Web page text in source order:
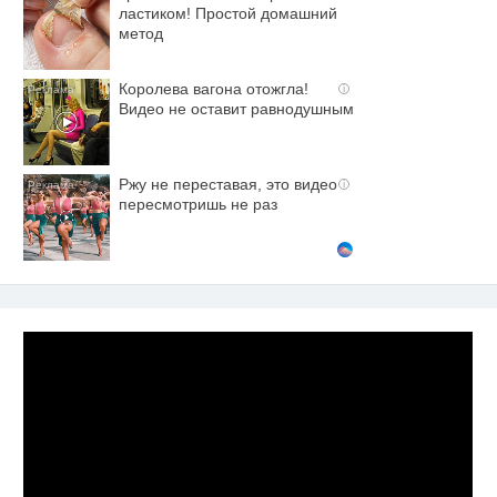
ластиком! Простой домашний
метод
i
Королева вагона отожгла!
Видео не оставит равнодушным
i
Ржу не переставая, это видео
пересмотришь не раз